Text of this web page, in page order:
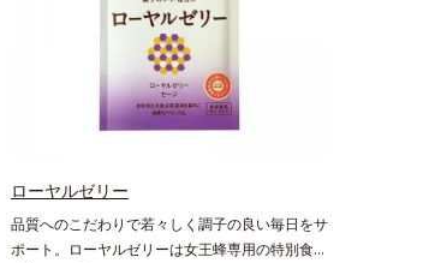
ローヤルゼリー
品質へのこだわりで若々しく調子の良い毎日をサ
ポート。ローヤルゼリーは女王蜂専用の特別食。